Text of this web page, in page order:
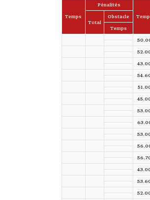
Pénalités
Temps
Obstacle
Total
Temps